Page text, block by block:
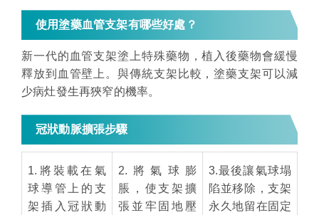
使用塗藥血管支架有哪些好處？
新一代的血管支架塗上特殊藥物，植入後藥物會緩慢
釋放到血管壁上。與傳統支架比較，塗藥支架可以減
少病灶發生再狹窄的機率。
冠狀動脈擴張步驟
1.將裝載在氣
球導管上的支
架插入冠狀動
2.將氣球膨
脹，使支架擴
張並牢固地壓
3.最後讓氣球塌
陷並移除，支架
永久地留在固定